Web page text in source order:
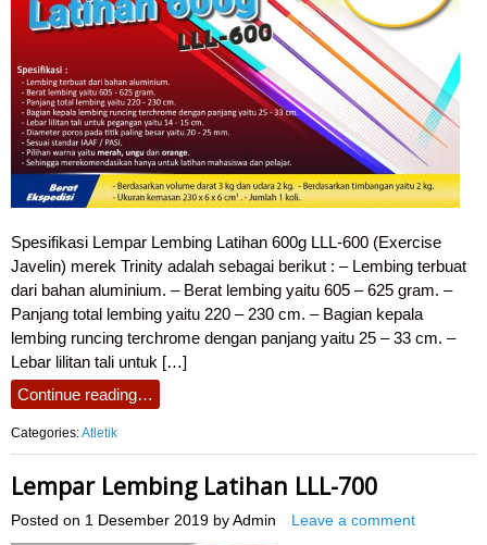
Spesifikasi Lempar Lembing Latihan 600g LLL-600 (Exercise
Javelin) merek Trinity adalah sebagai berikut : – Lembing terbuat
dari bahan aluminium. – Berat lembing yaitu 605 – 625 gram. –
Panjang total lembing yaitu 220 – 230 cm. – Bagian kepala
lembing runcing terchrome dengan panjang yaitu 25 – 33 cm. –
Lebar lilitan tali untuk […]
Continue reading…
Categories:Atletik
Lempar Lembing Latihan LLL-700
Posted on 1 Desember 2019 by Admin Leave a comment